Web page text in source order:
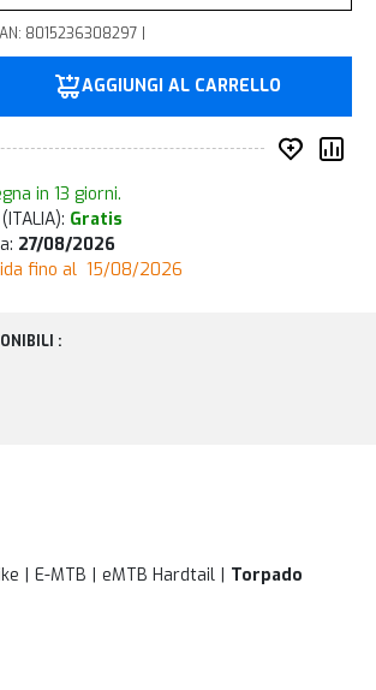
8015236308297 |
AGGIUNGI AL CARRELLO
in 13 giorni.
Gratis
27/08/2026
fino al 15/08/2026
:
E-MTB eMTB Hardtail Torpado